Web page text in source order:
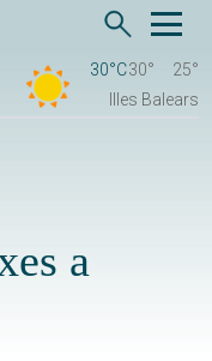
30°C30°
25°
Illes Balears
a